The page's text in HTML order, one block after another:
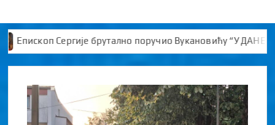
брутално поручио Вукановићу “У ДАНЕ НАЈВЕЋЕ ТУГЕ